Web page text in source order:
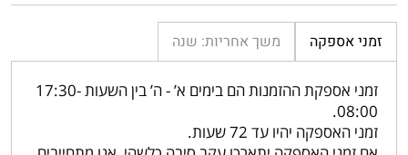
זמני אספקה משך אחריות: שנה
זמני אספקת ההזמנות הם בימים א’ - ה’ בין השעות 17:30-
08:00.
זמני האספקה יהיו עד 72 שעות.